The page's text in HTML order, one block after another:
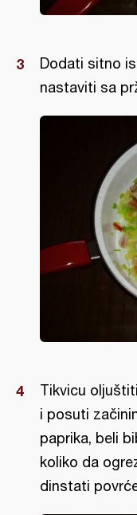
Dodati sitno
nastaviti sa
Tikvicu
i posuti
paprika, beli
koliko da
dinstati